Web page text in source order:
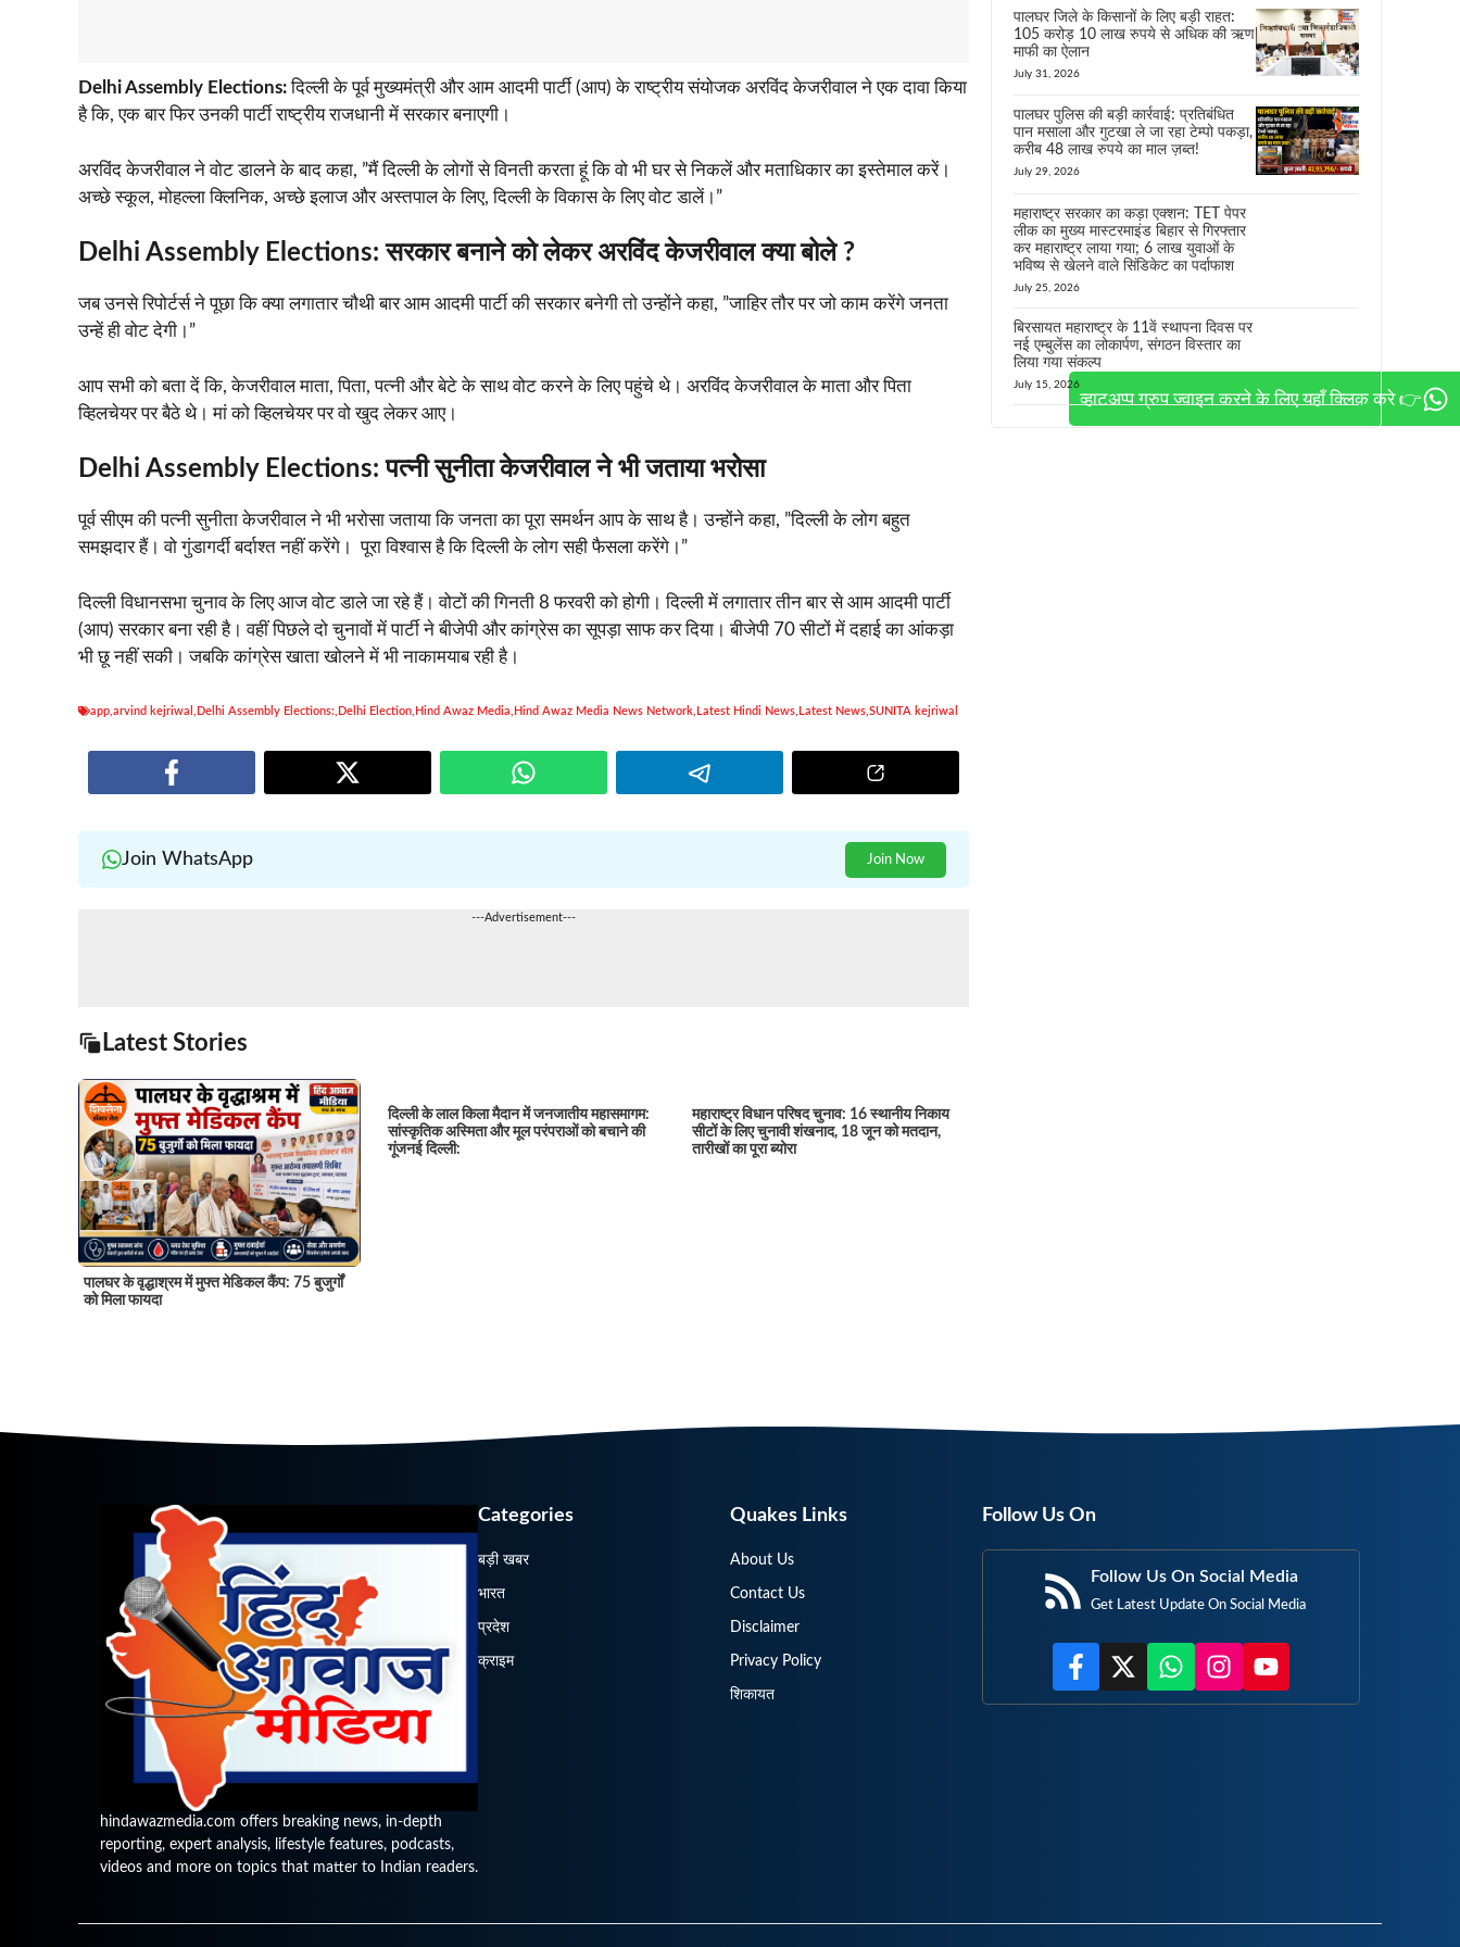
व्हाटअप्प ग्रुप ज्वाइन करने के लिए यहाँ क्लिक करे 👉
Delhi Assembly Elections:दिल्ली के पूर्व मुख्यमंत्री और आम आदमी पार्टी (आप) के राष्ट्रीय संयोजक अरविंद केजरीवाल ने एक दावा किया
है कि, एक बार फिर उनकी पार्टी राष्ट्रीय राजधानी में सरकार बनाएगी।
अरविंद केजरीवाल ने वोट डालने के बाद कहा, ”मैं दिल्ली के लोगों से विनती करता हूं कि वो भी घर से निकलें और मताधिकार का इस्तेमाल करें।
अच्छे स्कूल, मोहल्ला क्लिनिक, अच्छे इलाज और अस्तपाल के लिए, दिल्ली के विकास के लिए वोट डालें।”
Delhi Assembly Elections: सरकार बनाने को लेकर अरविंद केजरीवाल क्या बोले ?
जब उनसे रिपोर्टर्स ने पूछा कि क्या लगातार चौथी बार आम आदमी पार्टी की सरकार बनेगी तो उन्होंने कहा, ”जाहिर तौर पर जो काम करेंगे जनता
उन्हें ही वोट देगी।”
आप सभी को बता दें कि, केजरीवाल माता, पिता, पत्नी और बेटे के साथ वोट करने के लिए पहुंचे थे। अरविंद केजरीवाल के माता और पिता
व्हिलचेयर पर बैठे थे। मां को व्हिलचेयर पर वो खुद लेकर आए।
Delhi Assembly Elections: पत्नी सुनीता केजरीवाल ने भी जताया भरोसा
पूर्व सीएम की पत्नी सुनीता केजरीवाल ने भी भरोसा जताया कि जनता का पूरा समर्थन आप के साथ है। उन्होंने कहा, ”दिल्ली के लोग बहुत
समझदार हैं। वो गुंडागर्दी बर्दाश्त नहीं करेंगे। पूरा विश्वास है कि दिल्ली के लोग सही फैसला करेंगे।”
दिल्ली विधानसभा चुनाव के लिए आज वोट डाले जा रहे हैं। वोटों की गिनती 8 फरवरी को होगी। दिल्ली में लगातार तीन बार से आम आदमी पार्टी
(आप) सरकार बना रही है। वहीं पिछले दो चुनावों में पार्टी ने बीजेपी और कांग्रेस का सूपड़ा साफ कर दिया। बीजेपी 70 सीटों में दहाई का आंकड़ा
भी छू नहीं सकी। जबकि कांग्रेस खाता खोलने में भी नाकामयाब रही है।
app arvind kejriwal Delhi Assembly Elections: Delhi Election Hind Awaz Media Hind Awaz Media News Network Latest Hindi News Latest News SUNITA kejriwal
Join WhatsApp Join Now
---Advertisement---
Latest Stories
पालघर के वृद्धाश्रम में मुफ्त मेडिकल कैंप: 75 बुजुर्गों
को मिला फायदा
दिल्ली के लाल किला मैदान में जनजातीय महासमागम:
सांस्कृतिक अस्मिता और मूल परंपराओं को बचाने की
गूंजनई दिल्ली:
महाराष्ट्र विधान परिषद चुनाव: 16 स्थानीय निकाय
सीटों के लिए चुनावी शंखनाद, 18 जून को मतदान,
तारीखों का पूरा ब्योरा
पालघर जिले के किसानों के लिए बड़ी राहत:
105 करोड़ 10 लाख रुपये से अधिक की ऋण
माफी का ऐलान
July 31, 2026
पालघर पुलिस की बड़ी कार्रवाई: प्रतिबंधित
पान मसाला और गुटखा ले जा रहा टेम्पो पकड़ा,
करीब 48 लाख रुपये का माल ज़ब्त!
July 29, 2026
महाराष्ट्र सरकार का कड़ा एक्शन: TET पेपर
लीक का मुख्य मास्टरमाइंड बिहार से गिरफ्तार
कर महाराष्ट्र लाया गया; 6 लाख युवाओं के
भविष्य से खेलने वाले सिंडिकेट का पर्दाफाश
July 25, 2026
बिरसायत महाराष्ट्र के 11वें स्थापना दिवस पर
नई एम्बुलेंस का लोकार्पण, संगठन विस्तार का
लिया गया संकल्प
July 15, 2026
hindawazmedia.com offers breaking news, in-depth
reporting, expert analysis, lifestyle features, podcasts,
videos and more on topics that matter to Indian readers.
Categories
बड़ी खबर
भारत
प्रदेश
क्राइम
Quakes Links
About Us
Contact Us
Disclaimer
Privacy Policy
शिकायत
Follow Us On
Follow Us On Social Media
Get Latest Update On Social Media